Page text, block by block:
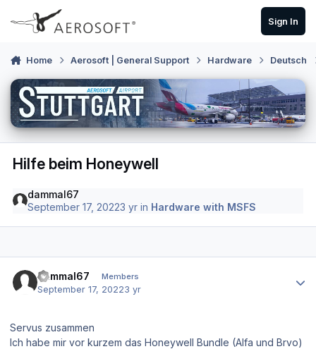
Skip to content
Sign In
Home Aerosoft | General Support Hardware Deutsch
Hilfe beim Honeywell
dammal67
September 17, 20223 yr in Hardware with MSFS
dammal67 Members
September 17, 20223 yr
Servus zusammen
Ich habe mir vor kurzem das Honeywell Bundle (Alfa und Brvo)